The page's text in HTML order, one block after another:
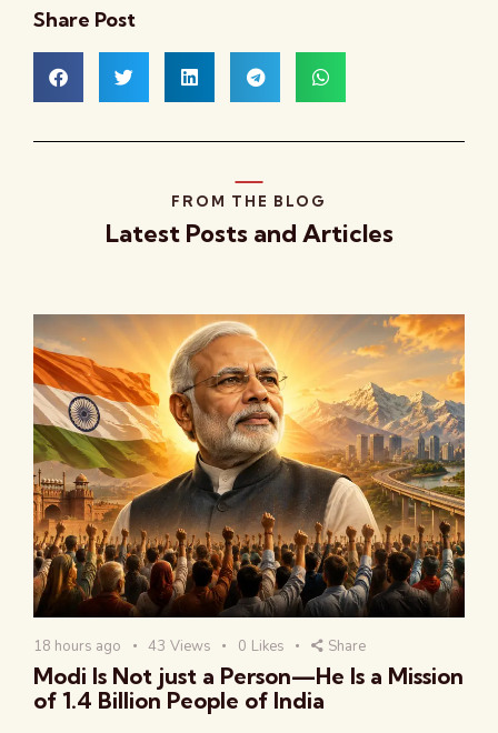
Share Post
FROM THE BLOG
Latest Posts and Articles
18 hours ago 43 Views 0 Likes Share
Modi Is Not just a Person—He Is a Mission
of 1.4 Billion People of India